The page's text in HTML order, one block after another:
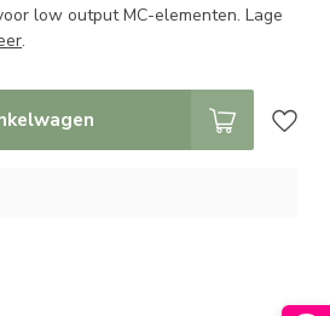
low output MC-elementen. Lage
.